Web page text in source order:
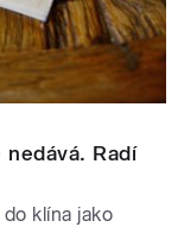
Radí
klína jako